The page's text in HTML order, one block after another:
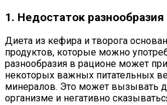
1. Недостаток
Диета из кефира и творога
продуктов, которые можно
разнообразия в рационе может
некоторых важных питательных
минералов. Это может вызывать
организме и негативно